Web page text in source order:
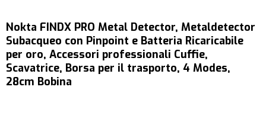
Nokta FINDX PRO Metal Detector, Metaldetector
Subacqueo con Pinpoint e Batteria Ricaricabile
per oro, Accessori professionali Cuffie,
Scavatrice, Borsa per il trasporto, 4 Modes,
28cm Bobina